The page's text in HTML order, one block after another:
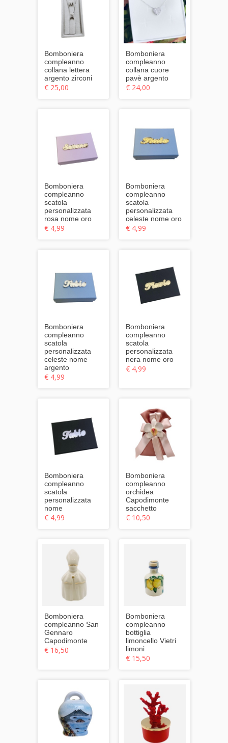
Bomboniera
compleanno
collana lettera
argento zirconi
€ 25,00
Bomboniera
compleanno
collana cuore
pavè argento
€ 24,00
Bomboniera
compleanno
scatola
personalizzata
rosa nome oro
€ 4,99
Bomboniera
compleanno
scatola
personalizzata
celeste nome oro
€ 4,99
Bomboniera
compleanno
scatola
personalizzata
celeste nome
argento
€ 4,99
Bomboniera
compleanno
scatola
personalizzata
nera nome oro
€ 4,99
Bomboniera
compleanno
scatola
personalizzata
nome
€ 4,99
Bomboniera
compleanno
orchidea
Capodimonte
sacchetto
€ 10,50
Bomboniera
compleanno San
Gennaro
Capodimonte
€ 16,50
Bomboniera
compleanno
bottiglia
limoncello Vietri
limoni
€ 15,50